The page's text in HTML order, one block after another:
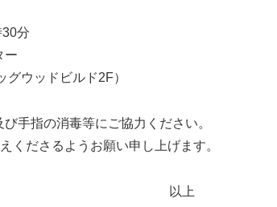
分
ドビルド2F）
手指の消毒等にご協力ください。
くださるようお願い申し上げます。